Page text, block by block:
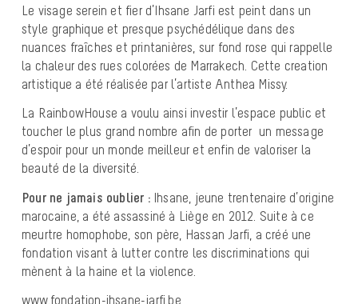
Le visage serein et fier d’Ihsane Jarfi est peint dans un
style graphique et presque psychédélique dans des
nuances fraîches et printanières, sur fond rose qui rappelle
la chaleur des rues colorées de Marrakech. Cette creation
artistique a été réalisée par l’artiste Anthea Missy.
La RainbowHouse a voulu ainsi investir l’espace public et
toucher le plus grand nombre afin de porter un message
d’espoir pour un monde meilleur et enfin de valoriser la
beauté de la diversité.
Pour ne jamais oublier :Ihsane, jeune trentenaire d’origine
marocaine, a été assassiné à Liège en 2012. Suite à ce
meurtre homophobe, son père, Hassan Jarfi, a créé une
fondation visant à lutter contre les discriminations qui
mènent à la haine et la violence.
www.fondation-ihsane-jarfi.be